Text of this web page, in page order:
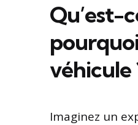
Qu’est-
véhicule
Imaginez un